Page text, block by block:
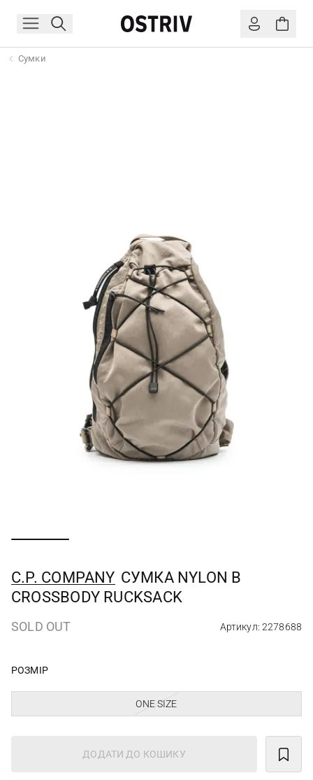
Сумки
C.P. COMPANY СУМКА NYLON B
CROSSBODY RUCKSACK
SOLD OUT Артикул: 2278688
РОЗМІР
ONE SIZE
ДОДАТИ ДО КОШИКУ